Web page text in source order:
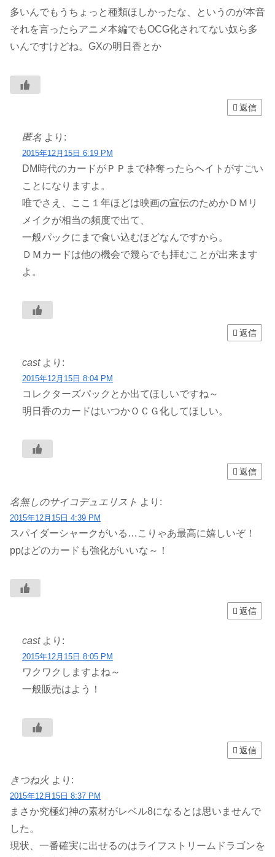
多いんでもうちょっと種類ほしかったな、というのが本音
それを言ったらアニメ本編でもOCG化されてない奴ら多
いんですけどね。GXの明日香とか
返信
匿名 より:
2015年12月15日 6:19 PM
DM時代のカードがＰＰまで枠奪ったらヘイトがすごい
ことになりますよ。
唯でさえ、ここ１年ほどは映画の宣伝のためかＤＭリ
メイクが相当の頻度で出て、
一般パックにまで食い込むほどなんですから。
ＤＭカードは他の機会で幾らでも拝むことが出来ます
よ。
返信
cast より:
2015年12月15日 8:04 PM
コレクターズパックとか出てほしいですね～
明日香のカードはいつかＯＣＧ化してほしい。
返信
名無しのサイコデュエリスト より:
2015年12月15日 4:39 PM
スパイダーシャークがいる…こりゃあ最高に嬉しいぞ！
ppはどのカードも強化がいいな～！
返信
cast より:
2015年12月15日 8:05 PM
ワクワクしますよね～
一般販売はよう！
返信
きつね火 より:
2015年12月15日 8:37 PM
まさか究極幻神の素材がレベル8になるとは思いませんで
した。
現状、一番確実に出せるのはライフストリームドラゴンを